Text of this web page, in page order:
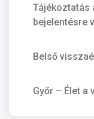
Tájékoztatás
bejelentésre
Belső
Győr – Élet a